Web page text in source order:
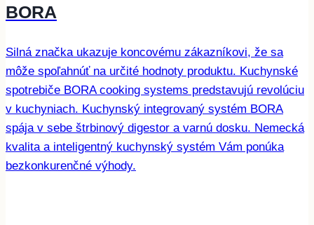
BORA
Silná značka ukazuje koncovému zákazníkovi, že sa
môže spoľahnúť na určité hodnoty produktu. Kuchynské
spotrebiče BORA cooking systems predstavujú revolúciu
v kuchyniach. Kuchynský integrovaný systém BORA
spája v sebe štrbinový digestor a varnú dosku. Nemecká
kvalita a inteligentný kuchynský systém Vám ponúka
bezkonkurenčné výhody.